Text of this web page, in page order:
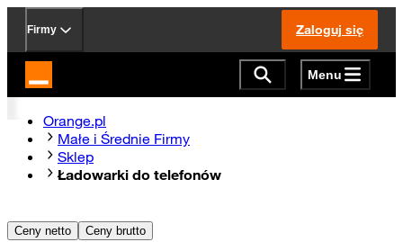
Firmy Zaloguj się
Strona główna Orange.pl Menu
Orange.pl
Małe i Średnie Firmy
Sklep
Ładowarki do telefonów
Ceny netto Ceny brutto